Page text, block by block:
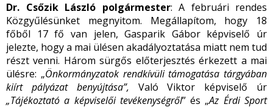
Dr. Csőzik László polgármester: A februári rendes
Közgyűlésünket megnyitom. Megállapítom, hogy 18
főből 17 fő van jelen, Gasparik Gábor képviselő úr
jelezte, hogy a mai ülésen akadályoztatása miatt nem tud
részt venni. Három sürgős előterjesztés érkezett a mai
ülésre: „Önkormányzatok rendkívüli támogatása tárgyában
kiírt pályázat benyújtása”, Való Viktor képviselő úr
„Tájékoztató a képviselői tevékenységről” és „Az Érdi Sport